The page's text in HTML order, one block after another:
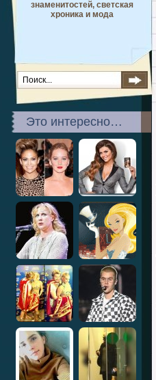
знаменитостей, светская
хроника и мода
Это интересно…